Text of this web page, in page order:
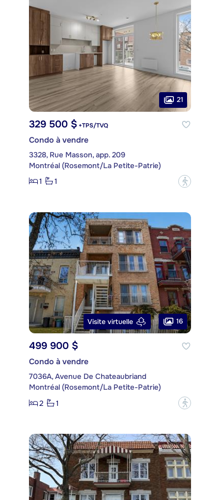
21
329 500 $ +TPS/TVQ
Condo à vendre
3328, Rue Masson, app. 209
Montréal (Rosemont/La Petite-Patrie)
1
1 ?
Visite virtuelle 16
499 900 $
Condo à vendre
7036A, Avenue De Chateaubriand
Montréal (Rosemont/La Petite-Patrie)
2
1 ?